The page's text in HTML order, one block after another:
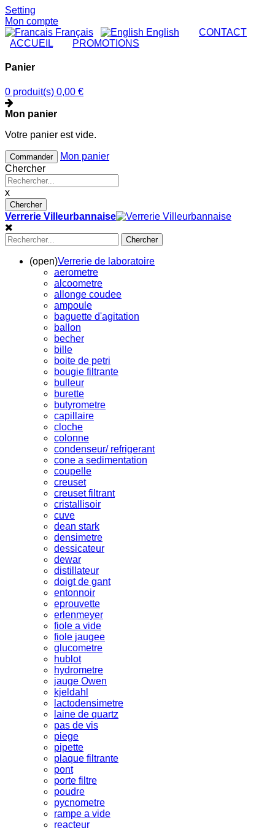
Setting
Mon compte
Français
English CONTACT
ACCUEIL
PROMOTIONS
Panier
0 produit(s) 0,00 €
Mon panier
Votre panier est vide.
Commander
Mon panier
Chercher
x
Chercher
Verrerie Villeurbannaise
Chercher
(open)Verrerie de laboratoire
aerometre
alcoometre
allonge coudee
ampoule
baguette d'agitation
ballon
becher
bille
boite de petri
bougie filtrante
bulleur
burette
butyrometre
capillaire
cloche
colonne
condenseur/ refrigerant
cone a sedimentation
coupelle
creuset
creuset filtrant
cristallisoir
cuve
dean stark
densimetre
dessicateur
dewar
distillateur
doigt de gant
entonnoir
eprouvette
erlenmeyer
fiole a vide
fiole jaugee
glucometre
hublot
hydrometre
jauge Owen
kjeldahl
lactodensimetre
laine de quartz
pas de vis
piege
pipette
plaque filtrante
pont
porte filtre
poudre
pycnometre
rampe a vide
reacteur